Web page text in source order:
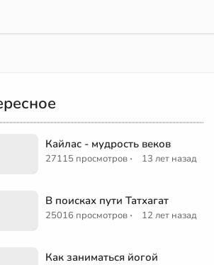
Кайлас - мудрость веков
27115 просмотров · 13 лет назад
В поисках пути Татхагат
25016 просмотров · 12 лет назад
Как заниматься йогой